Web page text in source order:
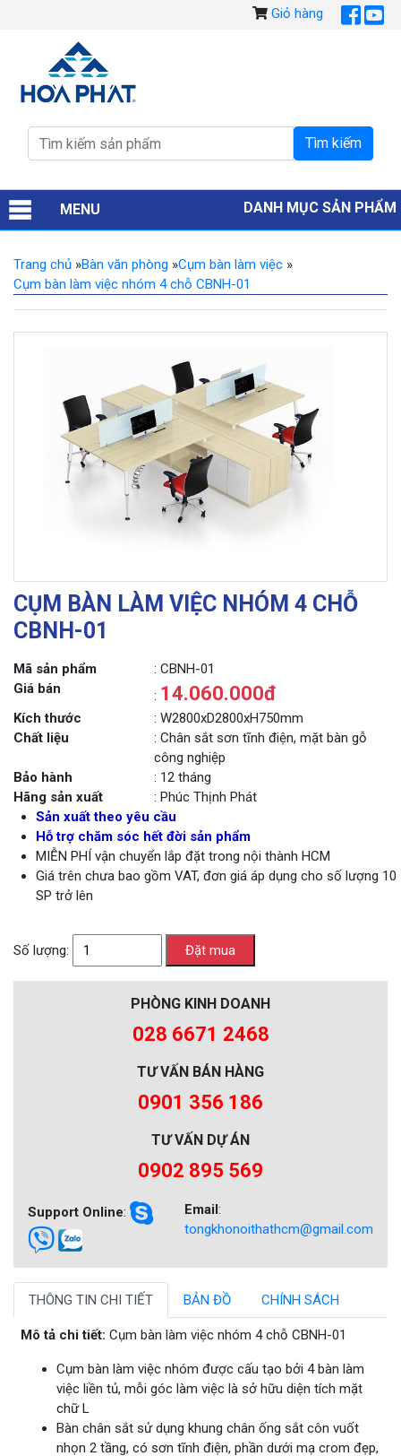
Giỏ hàng
MENU DANH MỤC SẢN PHẨM
Trang chủ »Bàn văn phòng »Cụm bàn làm việc »
Cụm bàn làm việc nhóm 4 chỗ CBNH-01
CỤM BÀN LÀM VIỆC NHÓM 4 CHỖ
CBNH-01
Mã sản phẩm
: CBNH-01
Giá bán
: 14.060.000đ
Kích thước
: W2800xD2800xH750mm
Chất liệu
: Chân sắt sơn tĩnh điện, mặt bàn gỗ
công nghiệp
Bảo hành
: 12 tháng
Hãng sản xuất
: Phúc Thịnh Phát
Sản xuất theo yêu cầu
Hỗ trợ chăm sóc hết đời sản phẩm
MIỄN PHÍ vận chuyển lắp đặt trong nội thành HCM
Giá trên chưa bao gồm VAT, đơn giá áp dụng cho số lượng 10
SP trở lên
Số lượng:
PHÒNG KINH DOANH
028 6671 2468
TƯ VẤN BÁN HÀNG
0901 356 186
TƯ VẤN DỰ ÁN
0902 895 569
Support Online: Email:
tongkhonoithathcm@gmail.com
THÔNG TIN CHI TIẾT BẢN ĐỒ CHÍNH SÁCH
Mô tả chi tiết: Cụm bàn làm việc nhóm 4 chỗ CBNH-01
Cụm bàn làm việc nhóm được cấu tạo bởi 4 bàn làm
việc liền tủ, mỗi góc làm việc là sở hữu diện tích mặt
chữ L
Bàn chân sắt sử dụng khung chân ống sắt côn vuốt
nhọn 2 tầng, có sơn tĩnh điện, phần dưới mạ crom đẹp,